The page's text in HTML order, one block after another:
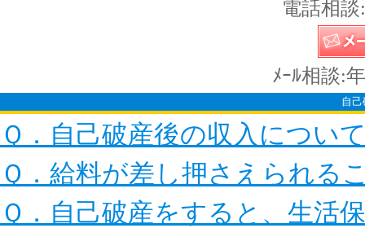
電話相
ﾒｰﾙ相談:
自
Ｑ．自己破産後の収入につい
Ｑ．給料が差し押さえられる
Ｑ．自己破産をすると、生活